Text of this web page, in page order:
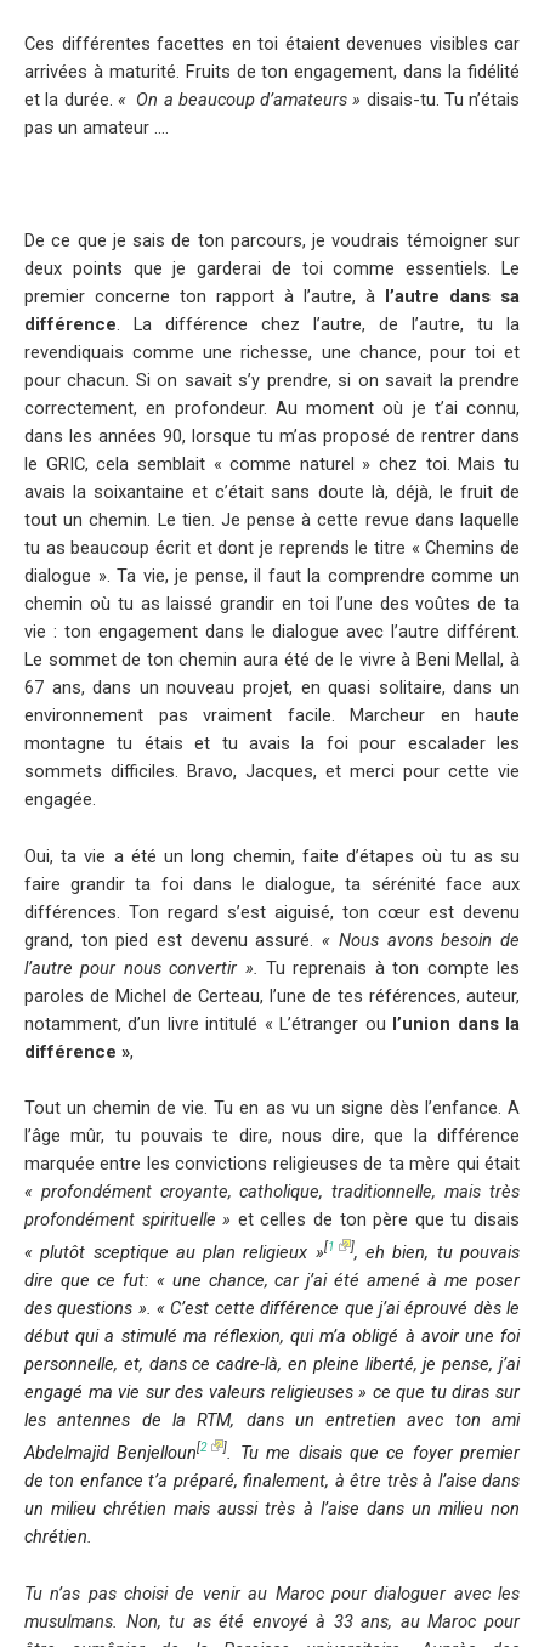
Ces différentes facettes en toi étaient devenues visibles car
arrivées à maturité. Fruits de ton engagement, dans la fidélité
et la durée. « On a beaucoup d’amateurs » disais-tu. Tu n’étais
pas un amateur ….
De ce que je sais de ton parcours, je voudrais témoigner sur
deux points que je garderai de toi comme essentiels. Le
premier concerne ton rapport à l’autre, à l’autre dans sa
différence. La différence chez l’autre, de l’autre, tu la
revendiquais comme une richesse, une chance, pour toi et
pour chacun. Si on savait s’y prendre, si on savait la prendre
correctement, en profondeur. Au moment où je t’ai connu,
dans les années 90, lorsque tu m’as proposé de rentrer dans
le GRIC, cela semblait « comme naturel » chez toi. Mais tu
avais la soixantaine et c’était sans doute là, déjà, le fruit de
tout un chemin. Le tien. Je pense à cette revue dans laquelle
tu as beaucoup écrit et dont je reprends le titre « Chemins de
dialogue ». Ta vie, je pense, il faut la comprendre comme un
chemin où tu as laissé grandir en toi l’une des voûtes de ta
vie : ton engagement dans le dialogue avec l’autre différent.
Le sommet de ton chemin aura été de le vivre à Beni Mellal, à
67 ans, dans un nouveau projet, en quasi solitaire, dans un
environnement pas vraiment facile. Marcheur en haute
montagne tu étais et tu avais la foi pour escalader les
sommets difficiles. Bravo, Jacques, et merci pour cette vie
engagée.
Oui, ta vie a été un long chemin, faite d’étapes où tu as su
faire grandir ta foi dans le dialogue, ta sérénité face aux
différences. Ton regard s’est aiguisé, ton cœur est devenu
grand, ton pied est devenu assuré.« Nous avons besoin de
l’autre pour nous convertir ». Tu reprenais à ton compte les
paroles de Michel de Certeau, l’une de tes références, auteur,
notamment, d’un livre intitulé « L’étranger ou l’union dans la
différence »,
Tout un chemin de vie. Tu en as vu un signe dès l’enfance. A
l’âge mûr, tu pouvais te dire, nous dire, que la différence
marquée entre les convictions religieuses de ta mère qui était
« profondément croyante, catholique, traditionnelle, mais très
profondément spirituelle » et celles de ton père que tu disais
« plutôt sceptique au plan religieux »[1 ], eh bien, tu pouvais
dire que ce fut: « une chance, car j’ai été amené à me poser
des questions ». « C’est cette différence que j’ai éprouvé dès le
début qui a stimulé ma réflexion, qui m’a obligé à avoir une foi
personnelle, et, dans ce cadre-là, en pleine liberté, je pense, j’ai
engagé ma vie sur des valeurs religieuses » ce que tu diras sur
les antennes de la RTM, dans un entretien avec ton ami
Abdelmajid Benjelloun[2 ]. Tu me disais que ce foyer premier
de ton enfance t’a préparé, finalement, à être très à l’aise dans
un milieu chrétien mais aussi très à l’aise dans un milieu non
chrétien.
Tu n’as pas choisi de venir au Maroc pour dialoguer avec les
musulmans. Non, tu as été envoyé à 33 ans, au Maroc pour